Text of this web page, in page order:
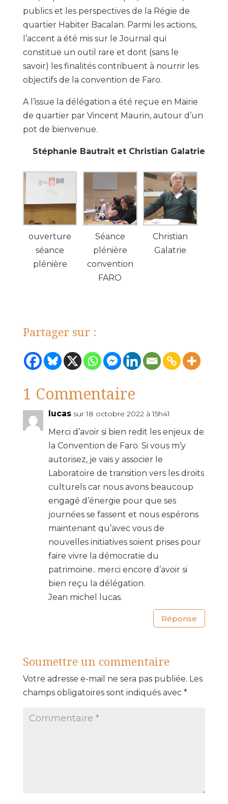
publics et les perspectives de la Régie de
quartier Habiter Bacalan. Parmi les actions,
l’accent a été mis sur le Journal qui
constitue un outil rare et dont (sans le
savoir) les finalités contribuent à nourrir les
objectifs de la convention de Faro.
A l’issue la délégation a été reçue en Mairie
de quartier par Vincent Maurin, autour d’un
pot de bienvenue.
Stéphanie Bautrait et Christian Galatrie
ouverture
séance
plénière
Séance
plénière
convention
FARO
Christian
Galatrie
Partager sur :
1 Commentaire
lucas sur 18 octobre 2022 à 15h41
Merci d’avoir si bien redit les enjeux de
la Convention de Faro. Si vous m’y
autorisez, je vais y associer le
Laboratoire de transition vers les droits
culturels car nous avons beaucoup
engagé d’énergie pour que ses
journées se fassent et nous espérons
maintenant qu’avec vous de
nouvelles initiatives soient prises pour
faire vivre la démocratie du
patrimoine.. merci encore d’avoir si
bien reçu la délégation.
Jean michel lucas.
Réponse
Soumettre un commentaire
Votre adresse e-mail ne sera pas publiée. Les
champs obligatoires sont indiqués avec *